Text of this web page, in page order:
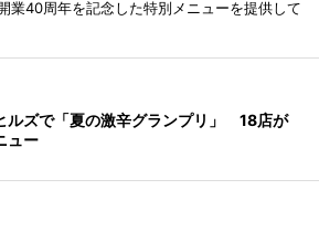
業40周年を記念した特別メニューを提供して
ルズで「夏の激辛グランプリ」 18店が
ュー